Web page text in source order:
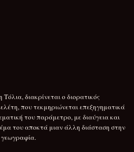
Τόλια, διακρίνεται ο διορατικός
που τεκμηριώνεται επεξηγηματικά
του παράμετρο, με διαύγεια και
του αποκτά μιαν άλλη διάσταση στην
γεωγραφία.